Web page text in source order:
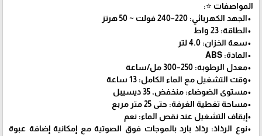
المواصفات ⭐️:
•الجهد الكهربائي: 220–240 فولت ~ 50 هرتز
•الطاقة: 23 واط
•سعة الخزان: 4.0 لتر
•المادة: ABS
•معدل الرطوبة: 250–300 مل/ساعة
•وقت التشغيل مع الماء الكامل: 13 ساعة
•مستوى الضوضاء: منخفض، 35 ديسيبل
•مساحة تغطية الغرفة: حتى 25 متر مربع
•إيقاف التشغيل عند نقص الماء: نعم
•نوع الرذاذ: رذاذ بارد بالموجات فوق الصوتية مع إمكانية إضافة عبوة